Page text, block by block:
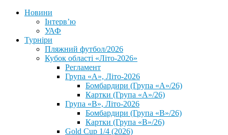
Новини
Інтерв’ю
УАФ
Турніри
Пляжний футбол/2026
Кубок області «Літо-2026»
Регламент
Група «А», Літо-2026
Бомбардири (Група «А»/26)
Картки (Група «А»/26)
Група «В», Літо-2026
Бомбардири (Група «В»/26)
Картки (Група «В»/26)
Gold Cup 1/4 (2026)